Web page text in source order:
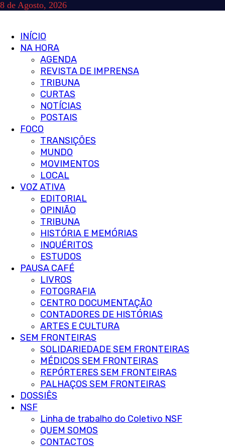
Skip
8 de Agosto, 2026
Primary
Menu
INÍCIO
NA HORA
AGENDA
REVISTA DE IMPRENSA
TRIBUNA
CURTAS
NOTÍCIAS
POSTAIS
FOCO
TRANSIÇÕES
MUNDO
MOVIMENTOS
LOCAL
VOZ ATIVA
EDITORIAL
OPINIÃO
TRIBUNA
HISTÓRIA E MEMÓRIAS
INQUÉRITOS
ESTUDOS
PAUSA CAFÉ
LIVROS
FOTOGRAFIA
CENTRO DOCUMENTAÇÃO
CONTADORES DE HISTÓRIAS
ARTES E CULTURA
SEM FRONTEIRAS
SOLIDARIEDADE SEM FRONTEIRAS
MÉDICOS SEM FRONTEIRAS
REPÓRTERES SEM FRONTEIRAS
PALHAÇOS SEM FRONTEIRAS
DOSSIÊS
NSF
Linha de trabalho do Coletivo NSF
QUEM SOMOS
CONTACTOS